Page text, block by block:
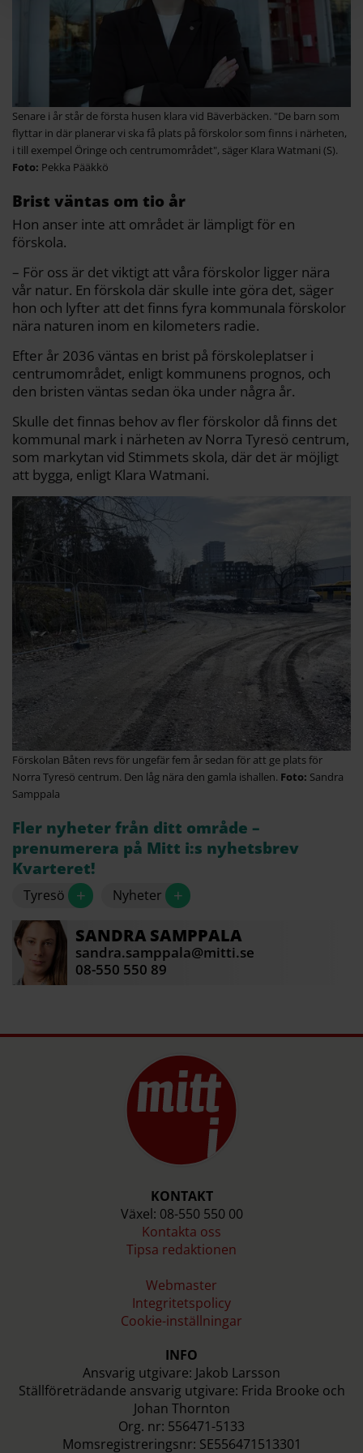
Senare i år står de första husen klara vid Bäverbäcken. "De barn som
flyttar in där planerar vi ska få plats på förskolor som finns i närheten,
i till exempel Öringe och centrumområdet", säger Klara Watmani (S).
Pekka Pääkkö
Brist väntas om tio år
Hon anser inte att området är lämpligt för en
förskola.
– För oss är det viktigt att våra förskolor ligger nära
vår natur. En förskola där skulle inte göra det, säger
hon och lyfter att det finns fyra kommunala förskolor
nära naturen inom en kilometers radie.
Efter år 2036 väntas en brist på förskoleplatser i
centrumområdet, enligt kommunens prognos, och
den bristen väntas sedan öka under några år.
Skulle det finnas behov av fler förskolor då finns det
kommunal mark i närheten av Norra Tyresö centrum,
som markytan vid Stimmets skola, där det är möjligt
att bygga, enligt Klara Watmani.
Förskolan Båten revs för ungefär fem år sedan för att ge plats för
Norra Tyresö centrum. Den låg nära den gamla ishallen.
Sandra
Samppala
Fler nyheter från ditt område –
prenumerera på Mitt i:s nyhetsbrev
Kvarteret!
Tyresö + Nyheter +
SANDRA SAMPPALA
sandra.samppala@mitti.se
08-550 550 89
KONTAKT
Växel: 08-550 550 00
Kontakta oss
Tipsa redaktionen
Webmaster
Integritetspolicy
Cookie-inställningar
INFO
Ansvarig utgivare: Jakob Larsson
Ställföreträdande ansvarig utgivare: Frida Brooke och
Johan Thornton
Org. nr: 556471-5133
Momsregistreringsnr: SE556471513301